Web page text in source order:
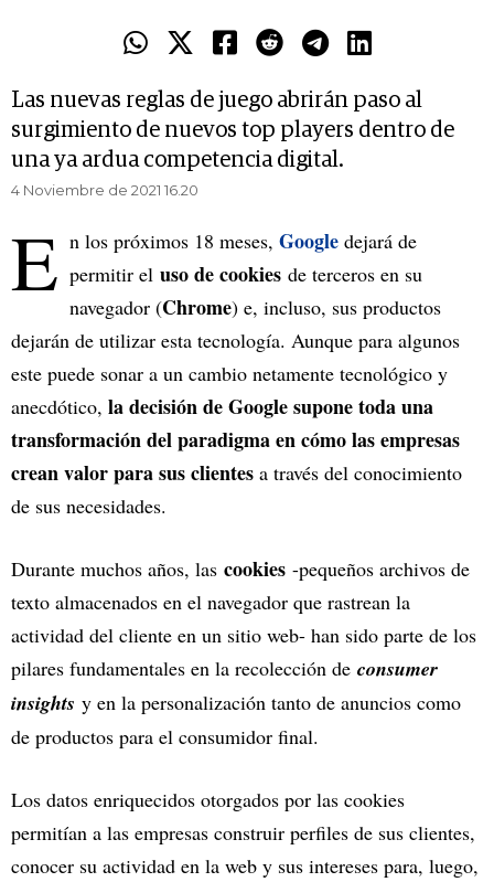
Las nuevas reglas de juego abrirán paso al
surgimiento de nuevos top players dentro de
una ya ardua competencia digital.
4 Noviembre de 2021 16.20
E n los próximos 18 meses, Google dejará de
permitir el uso de cookies de terceros en su
navegador (Chrome) e, incluso, sus productos
dejarán de utilizar esta tecnología. Aunque para algunos
este puede sonar a un cambio netamente tecnológico y
anecdótico, la decisión de Google supone toda una
transformación del paradigma en cómo las empresas
crean valor para sus clientes a través del conocimiento
de sus necesidades.
Durante muchos años, las cookies -pequeños archivos de
texto almacenados en el navegador que rastrean la
actividad del cliente en un sitio web- han sido parte de los
pilares fundamentales en la recolección de consumer
insights y en la personalización tanto de anuncios como
de productos para el consumidor final.
Los datos enriquecidos otorgados por las cookies
permitían a las empresas construir perfiles de sus clientes,
conocer su actividad en la web y sus intereses para, luego,